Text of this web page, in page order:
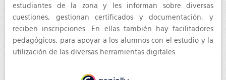
estudiantes de la zona y les informan sobre diversas
cuestiones, gestionan certificados y documentación, y
reciben inscripciones. En ellas también hay facilitadores
pedagógicos, para apoyar a los alumnos con el estudio y la
utilización de las diversas herramientas digitales.